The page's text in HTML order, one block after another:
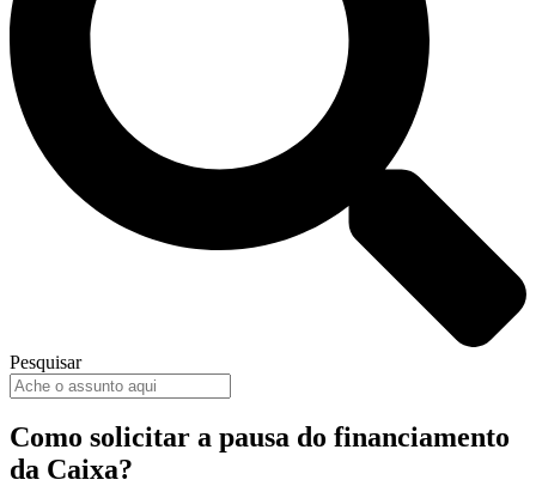
Pesquisar
Como solicitar a pausa do financiamento
da Caixa?